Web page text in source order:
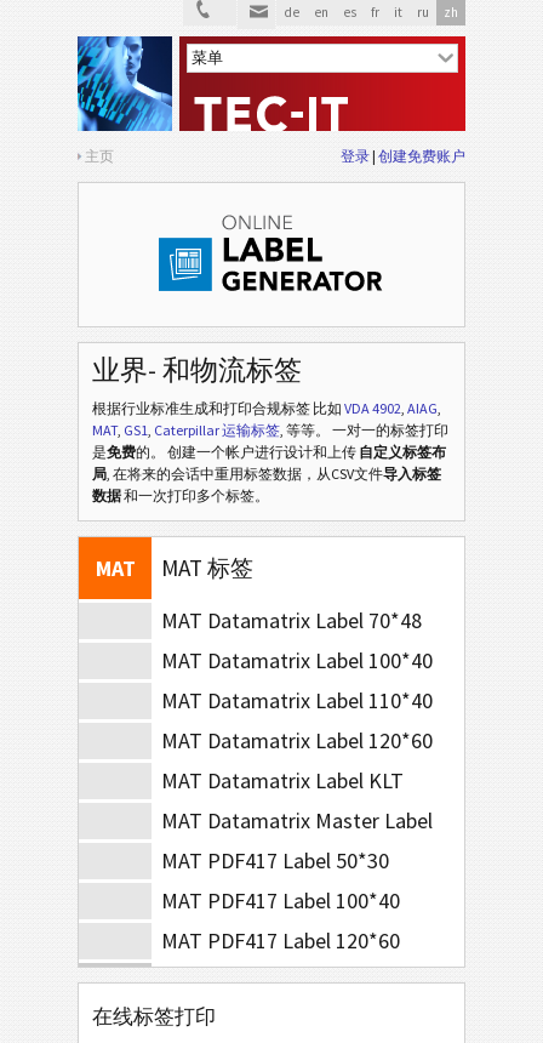
de en es fr it ru zh
主页 登录 创建免费账户
业界- 和物流标签
根据行业标准生成和打印合规标签 比如 VDA 4902, AIAG,
MAT, GS1, Caterpillar 运输标签, 等等。 一对一的标签打印
是免费的。 创建一个帐户进行设计和上传 自定义标签布
局, 在将来的会话中重用标签数据，从CSV文件导入标签
数据和一次打印多个标签。
A Autoliv Labels
VW Volkswagen GTL
GM General Motors
Caterpillar
O Odette
G Galia
B BOSCH
MAT MAT 标签
MAT Datamatrix Label 70*48
MAT Datamatrix Label 100*40
MAT Datamatrix Label 110*40
MAT Datamatrix Label 120*60
MAT Datamatrix Label KLT
MAT Datamatrix Master Label
MAT PDF417 Label 50*30
MAT PDF417 Label 100*40
MAT PDF417 Label 120*60
LTO 标签
在线标签打印